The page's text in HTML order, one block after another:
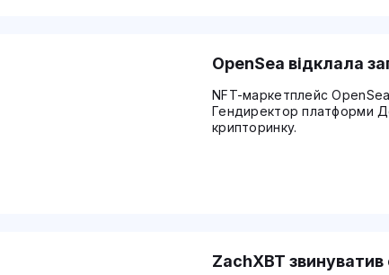
OpenSea відклала
NFT-маркетплейс
Гендиректор платформи
крипторинку.
ZachXBT звинуватив